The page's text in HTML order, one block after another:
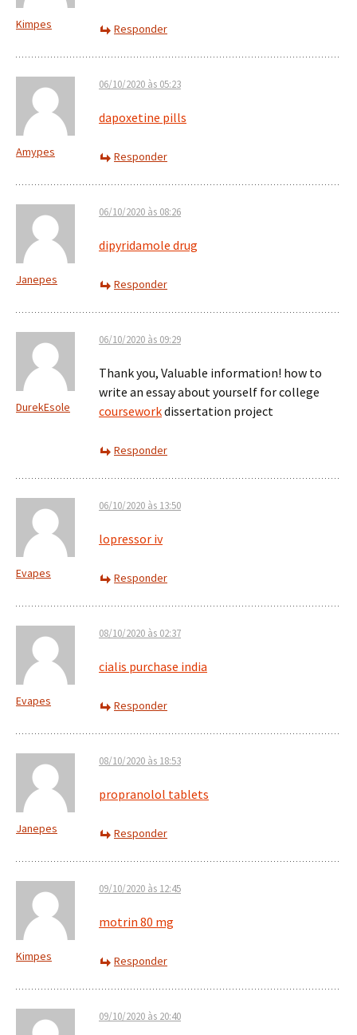
Kimpes Responder
Amypes
06/10/2020 às 05:23
dapoxetine pills
Responder
Janepes
06/10/2020 às 08:26
dipyridamole drug
Responder
DurekEsole
06/10/2020 às 09:29
Thank you, Valuable information! how to
write an essay about yourself for college
courseworkdissertation project
Responder
Evapes
06/10/2020 às 13:50
lopressor iv
Responder
Evapes
08/10/2020 às 02:37
cialis purchase india
Responder
Janepes
08/10/2020 às 18:53
propranolol tablets
Responder
Kimpes
09/10/2020 às 12:45
motrin 80 mg
Responder
09/10/2020 às 20:40